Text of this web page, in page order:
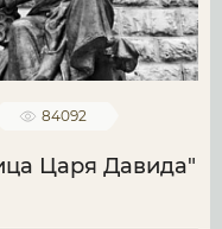
84092
Царя Давида"